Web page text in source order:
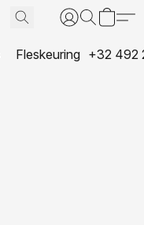
Fleskeuring +32 492